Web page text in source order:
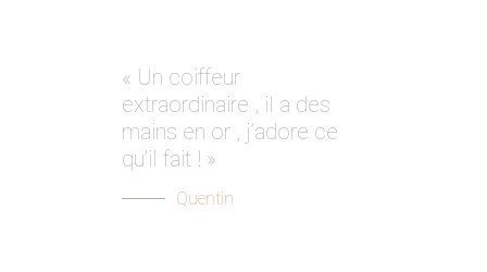
« Un coiffeur
extraordinaire , il a des
mains en or , j’adore ce
qu’il fait ! »
Quentin